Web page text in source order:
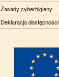
Zasady cyberhigieny
Deklaracja dostępności